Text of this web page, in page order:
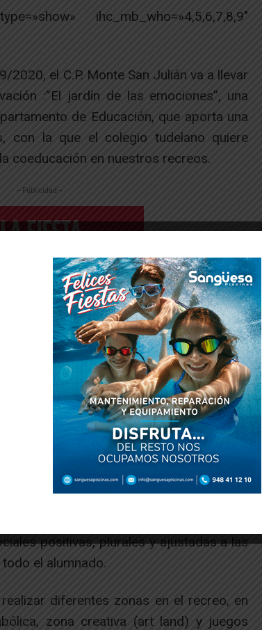
ihc_mb_who=»4,5,6,7,8,9″
2020, el C.P. Monte San Julián va a llevar
:”El jardín de las emociones”, una
de Educación, que aporta una
con la que el colegio tudelano quiere
coeducación en nuestros recreos.
-- Publicidad --
son la mejora de la convivencia, el
y el medio ambiente, revisando los
del recreo, para convertirlo en un
positivas, plurales y ajustadas a las
el alumnado.
diferentes zonas en el recreo, en
zona creativa (art land) y juegos